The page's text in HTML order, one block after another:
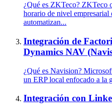
¿Qué es ZKTeco? ZKTeco
horario de nivel
automatizan...
Integración de
Dynamics NAV
¿Qué es Navision?
un ERP local enfocado a la
Integración con